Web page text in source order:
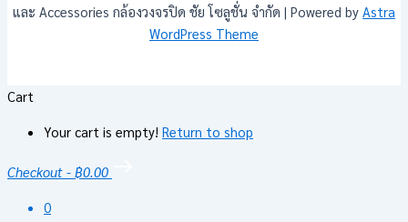
และ Accessories กล้องวงจรปิด ชัย โซลูชั่น จำกัด | Powered by Astra
WordPress Theme
Cart
Your cart is empty! Return to shop
Checkout - ฿0.00
0